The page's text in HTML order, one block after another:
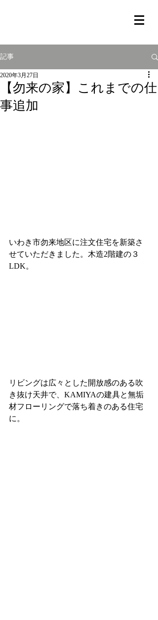
記事
【勿来の家】これまでの仕
事追加
2020年3月27日
いわき市勿来地区に注文住宅を新築さ
せていただきました。木造2階建の３
LDK。
リビングは広々とした開放感のある吹
き抜け天井で、KAMIYAの建具と無垢
材フローリングで落ち着きのある住宅
に。